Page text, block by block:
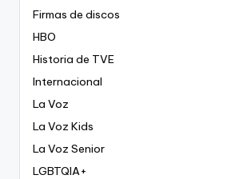
Firmas de discos
HBO
Historia de TVE
Internacional
La Voz
La Voz Kids
La Voz Senior
LGBTQIA+